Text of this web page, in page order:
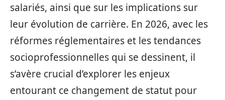
salariés, ainsi que sur les implications sur
leur évolution de carrière. En 2026, avec les
réformes réglementaires et les tendances
socioprofessionnelles qui se dessinent, il
s’avère crucial d’explorer les enjeux
entourant ce changement de statut pour